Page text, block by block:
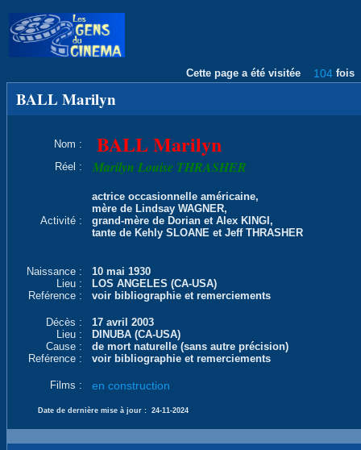
Cette page a été visitée 104 fois
BALL Marilyn
Nom : BALL Marilyn
Réel : Marilyn Louise THRASHER
Activité :
actrice occasionnelle américaine,
mère de Lindsay WAGNER,
grand-mère de Dorian et Alex KINGI,
tante de Kehly SLOANE et Jeff THRASHER
Naissance :
10 mai 1930
Lieu :
LOS ANGELES (CA-USA)
Reférence :
voir bibliographie et remerciements
Décès :
17 avril 2003
Lieu :
DINUBA (CA-USA)
Cause :
de mort naturelle (sans autre précision)
Reférence :
voir bibliographie et remerciements
Films : en construction
Date de dernière mise à jour : 24-11-2024